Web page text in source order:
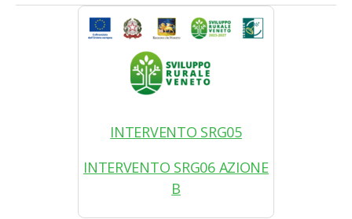
INTERVENTO SRG05
INTERVENTO SRG06 AZIONE
B